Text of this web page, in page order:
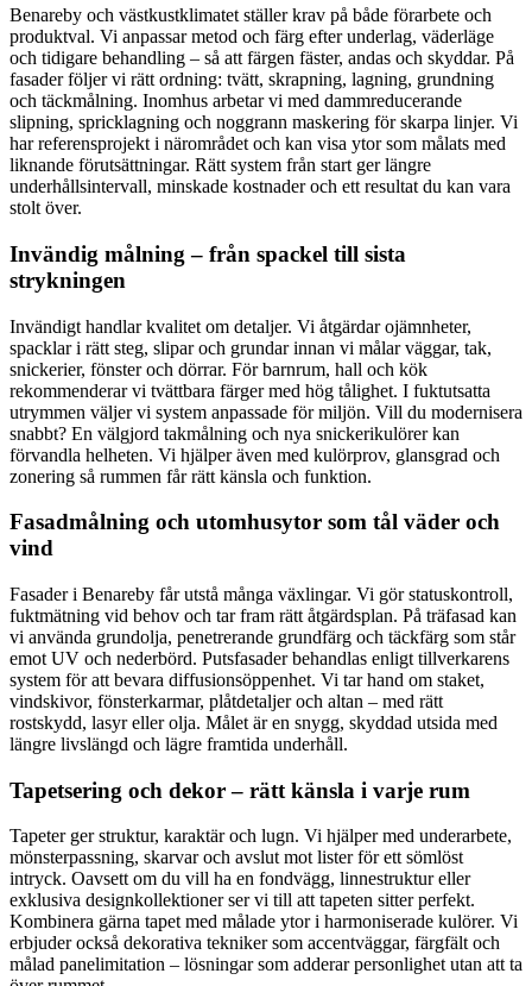
Benareby och västkustklimatet ställer krav på både förarbete och
produktval. Vi anpassar metod och färg efter underlag, väderläge
och tidigare behandling – så att färgen fäster, andas och skyddar. På
fasader följer vi rätt ordning: tvätt, skrapning, lagning, grundning
och täckmålning. Inomhus arbetar vi med dammreducerande
slipning, spricklagning och noggrann maskering för skarpa linjer. Vi
har referensprojekt i närområdet och kan visa ytor som målats med
liknande förutsättningar. Rätt system från start ger längre
underhållsintervall, minskade kostnader och ett resultat du kan vara
stolt över.
Invändig målning – från spackel till sista
strykningen
Invändigt handlar kvalitet om detaljer. Vi åtgärdar ojämnheter,
spacklar i rätt steg, slipar och grundar innan vi målar väggar, tak,
snickerier, fönster och dörrar. För barnrum, hall och kök
rekommenderar vi tvättbara färger med hög tålighet. I fuktutsatta
utrymmen väljer vi system anpassade för miljön. Vill du modernisera
snabbt? En välgjord takmålning och nya snickerikulörer kan
förvandla helheten. Vi hjälper även med kulörprov, glansgrad och
zonering så rummen får rätt känsla och funktion.
Fasadmålning och utomhusytor som tål väder och
vind
Fasader i Benareby får utstå många växlingar. Vi gör statuskontroll,
fuktmätning vid behov och tar fram rätt åtgärdsplan. På träfasad kan
vi använda grundolja, penetrerande grundfärg och täckfärg som står
emot UV och nederbörd. Putsfasader behandlas enligt tillverkarens
system för att bevara diffusionsöppenhet. Vi tar hand om staket,
vindskivor, fönsterkarmar, plåtdetaljer och altan – med rätt
rostskydd, lasyr eller olja. Målet är en snygg, skyddad utsida med
längre livslängd och lägre framtida underhåll.
Tapetsering och dekor – rätt känsla i varje rum
Tapeter ger struktur, karaktär och lugn. Vi hjälper med underarbete,
mönsterpassning, skarvar och avslut mot lister för ett sömlöst
intryck. Oavsett om du vill ha en fondvägg, linnestruktur eller
exklusiva designkollektioner ser vi till att tapeten sitter perfekt.
Kombinera gärna tapet med målade ytor i harmoniserade kulörer. Vi
erbjuder också dekorativa tekniker som accentväggar, färgfält och
målad panelimitation – lösningar som adderar personlighet utan att ta